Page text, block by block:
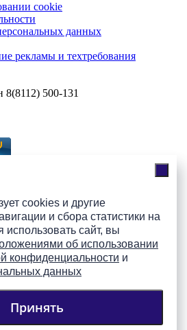
cookies и другие
и сбора статистики на
сайт, вы
об использовании
конфиденциальности и
данных
Принять
cookie
данных
рекламы и техтребования
8(8112) 500-131